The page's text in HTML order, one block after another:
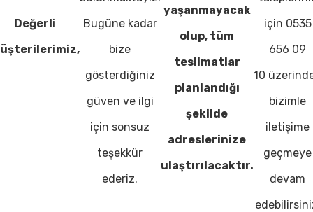
Değerli
Bugüne kadar
bize
gösterdiğiniz
güven ve ilgi
için sonsuz
teşekkür
ederiz.
yaşanmayacak
olup, tüm
teslimatlar
planlandığı
şekilde
adreslerinize
ulaştırılacaktır.
için 0535
656 09
10
bizimle
iletişime
geçmeye
devam